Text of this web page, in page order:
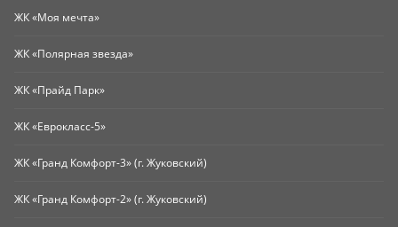
ЖК «Моя мечта»
ЖК «Полярная звезда»
ЖК «Прайд Парк»
ЖК «Еврокласс-5»
ЖК «Гранд Комфорт-3» (г. Жуковский)
ЖК «Гранд Комфорт-2» (г. Жуковский)